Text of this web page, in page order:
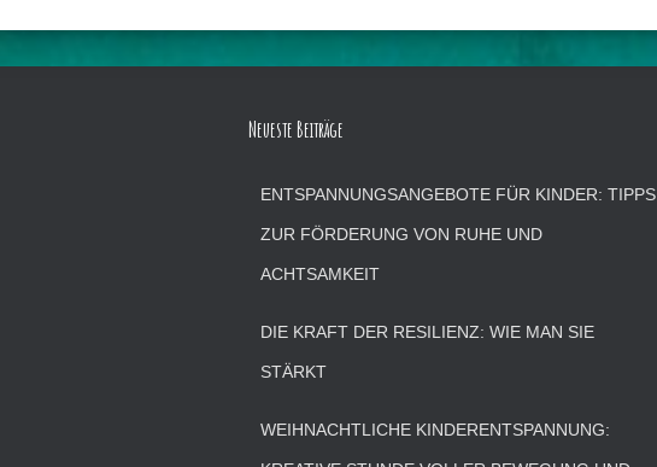
Neueste Beiträge
ENTSPANNUNGSANGEBOTE FÜR KINDER: TIPPS
ZUR FÖRDERUNG VON RUHE UND
ACHTSAMKEIT
DIE KRAFT DER RESILIENZ: WIE MAN SIE
STÄRKT
WEIHNACHTLICHE KINDERENTSPANNUNG: